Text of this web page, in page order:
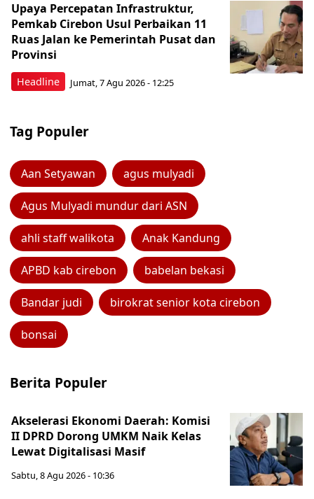
Headline
Upaya Percepatan Infrastruktur,
Pemkab Cirebon Usul Perbaikan 11
Ruas Jalan ke Pemerintah Pusat dan
Provinsi
Jumat, 7 Agu 2026 - 12:25
Tag Populer
Aan Setyawan agus mulyadi
Agus Mulyadi mundur dari ASN
ahli staff walikota Anak Kandung
APBD kab cirebon babelan bekasi
Bandar judi birokrat senior kota cirebon
bonsai
Berita Populer
Akselerasi Ekonomi Daerah: Komisi
II DPRD Dorong UMKM Naik Kelas
Lewat Digitalisasi Masif
Sabtu, 8 Agu 2026 - 10:36